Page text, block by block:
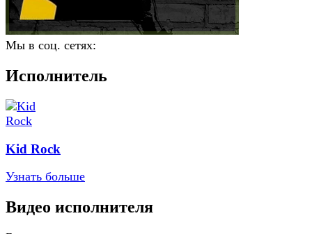
Мы в соц. сетях:
Исполнитель
Kid Rock
Узнать больше
Видео исполнителя